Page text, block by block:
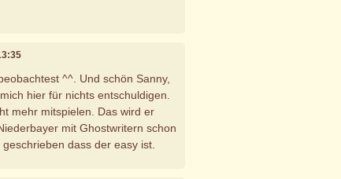
^^. Und schön Sanny,
hier für nichts entschuldigen.
mehr mitspielen. Das wird er
mit Ghostwritern schon
dass der easy ist.